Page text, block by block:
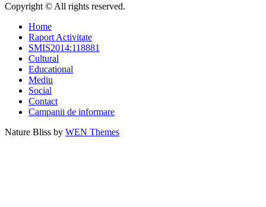
Copyright © All rights reserved.
Home
Raport Activitate
SMIS2014:118881
Cultural
Educational
Mediu
Social
Contact
Campanii de informare
Nature Bliss by WEN Themes